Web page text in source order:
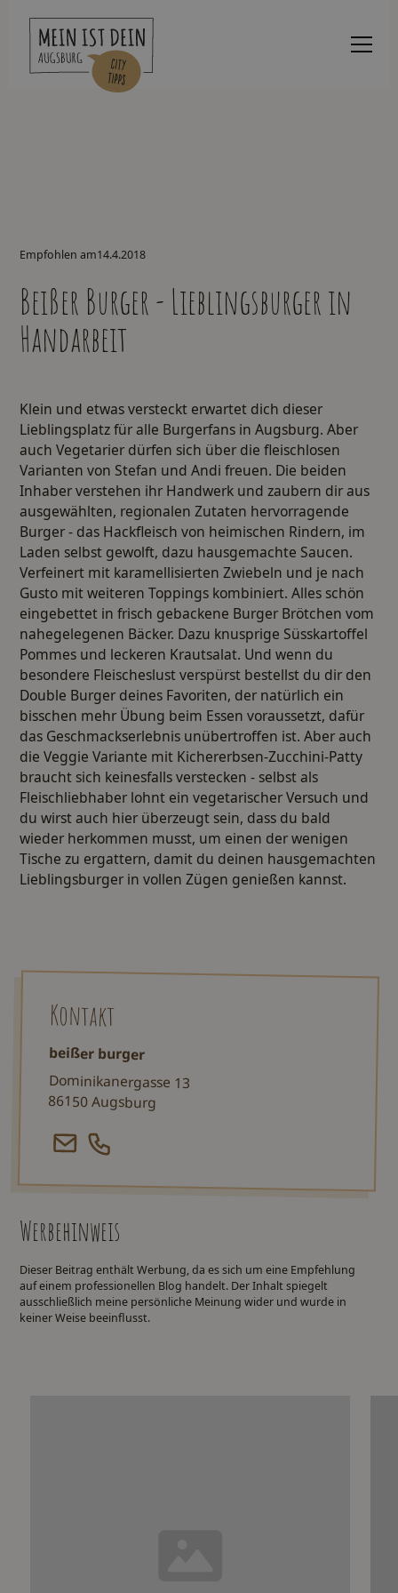
Empfohlen am14.4.2018
Beißer Burger - Lieblingsburger in
Handarbeit
Klein und etwas versteckt erwartet dich dieser
Lieblingsplatz für alle Burgerfans in Augsburg. Aber
auch Vegetarier dürfen sich über die fleischlosen
Varianten von Stefan und Andi freuen. Die beiden
Inhaber verstehen ihr Handwerk und zaubern dir aus
ausgewählten, regionalen Zutaten hervorragende
Burger - das Hackfleisch von heimischen Rindern, im
Laden selbst gewolft, dazu hausgemachte Saucen.
Verfeinert mit karamellisierten Zwiebeln und je nach
Gusto mit weiteren Toppings kombiniert. Alles schön
eingebettet in frisch gebackene Burger Brötchen vom
nahegelegenen Bäcker. Dazu knusprige Süsskartoffel
Pommes und leckeren Krautsalat. Und wenn du
besondere Fleischeslust verspürst bestellst du dir den
Double Burger deines Favoriten, der natürlich ein
bisschen mehr Übung beim Essen voraussetzt, dafür
das Geschmackserlebnis unübertroffen ist. Aber auch
die Veggie Variante mit Kichererbsen-Zucchini-Patty
braucht sich keinesfalls verstecken - selbst als
Fleischliebhaber lohnt ein vegetarischer Versuch und
du wirst auch hier überzeugt sein, dass du bald
wieder herkommen musst, um einen der wenigen
Tische zu ergattern, damit du deinen hausgemachten
Lieblingsburger in vollen Zügen genießen kannst.
Kontakt
beißer burger
Dominikanergasse 13
86150 Augsburg
Werbehinweis
Dieser Beitrag enthält Werbung, da es sich um eine Empfehlung
auf einem professionellen Blog handelt. Der Inhalt spiegelt
ausschließlich meine persönliche Meinung wider und wurde in
keiner Weise beeinflusst.